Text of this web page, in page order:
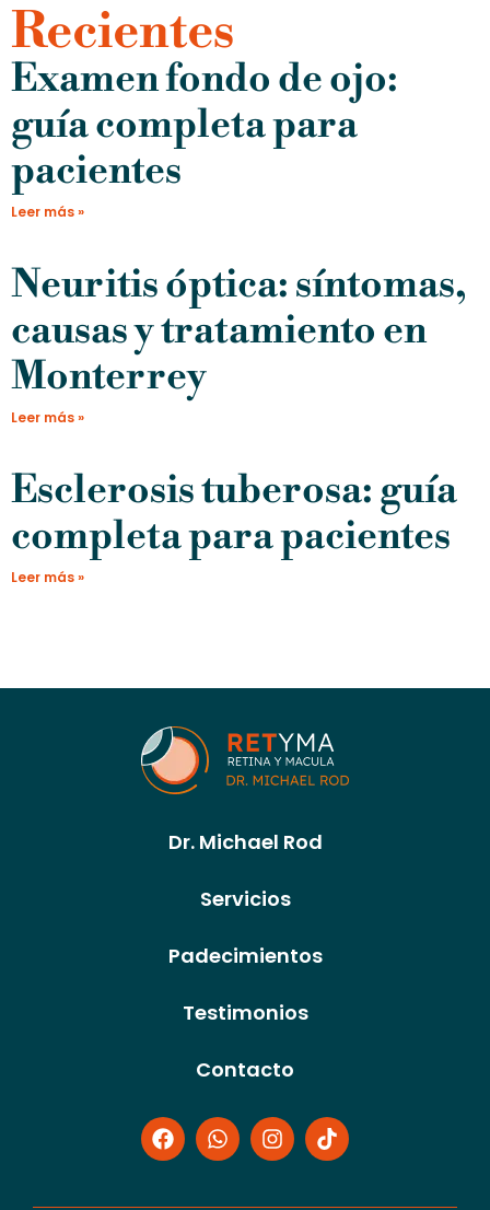
Recientes
Examen fondo de ojo:
guía completa para
pacientes
Leer más »
Neuritis óptica: síntomas,
causas y tratamiento en
Monterrey
Leer más »
Esclerosis tuberosa: guía
completa para pacientes
Leer más »
Dr. Michael Rod
Servicios
Padecimientos
Testimonios
Contacto